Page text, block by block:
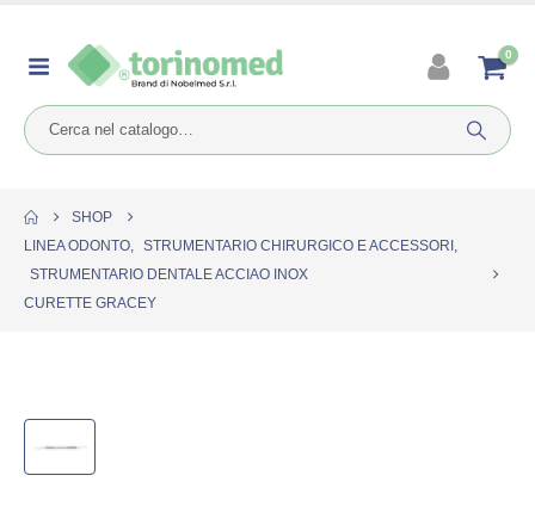
0
SHOP
LINEA ODONTO, STRUMENTARIO CHIRURGICO E ACCESSORI ,
STRUMENTARIO DENTALE ACCIAO INOX
CURETTE GRACEY